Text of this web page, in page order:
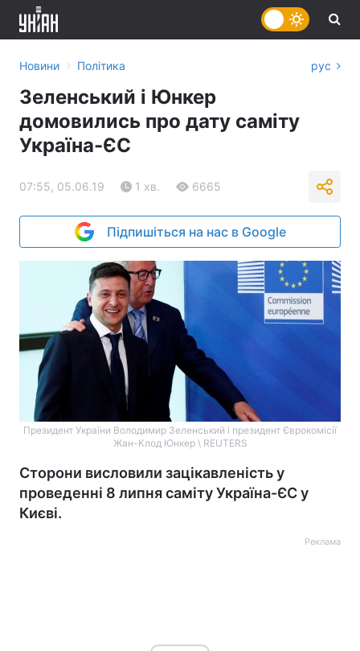
Новини › Політика рус
Зеленський і Юнкер
домовились про дату саміту
Україна-ЄС
07:55, 05.06.19 1 хв. 6665
Підпишіться на нас в Google
Президент України Володимир Зеленський і президент Єврокомісії
Жан-Клод Юнкер \ REUTERS
Сторони висловили зацікавленість у
проведенні 8 липня саміту Україна-ЄС у
Києві.
Реклама